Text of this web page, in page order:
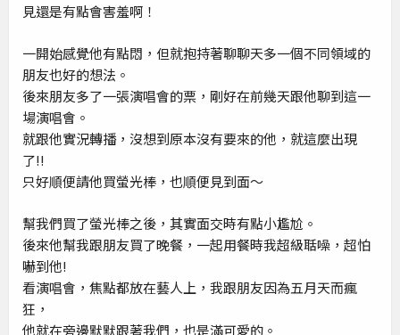
見還是有點會害羞啊！
一開始感覺他有點悶，但就抱持著聊聊天多一個不同領域的
朋友也好的想法。
後來朋友多了一張演唱會的票，剛好在前幾天跟他聊到這一
場演唱會。
就跟他實況轉播，沒想到原本沒有要來的他，就這麼出現
了!!
只好順便請他買螢光棒，也順便見到面～
幫我們買了螢光棒之後，其實面交時有點小尷尬。
後來他幫我跟朋友買了晚餐，一起用餐時我超級聒噪，超怕
嚇到他!
看演唱會，焦點都放在藝人上，我跟朋友因為五月天而瘋
狂，
他就在旁邊默默跟著我們，也是滿可愛的。